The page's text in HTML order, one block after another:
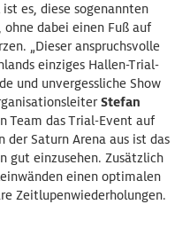
es, diese sogenannten
dabei einen Fuß auf
„Dieser anspruchsvolle
einziges Hallen-Trial-
und unvergessliche Show
Stefan
Team das Trial-Event auf
der Saturn Arena aus ist das
gut einzusehen. Zusätzlich
einen optimalen
Zeitlupenwiederholungen.